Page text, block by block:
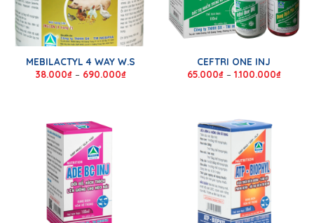
MEBILACTYL 4 WAY W.S
38.000₫– 690.000₫
CEFTRI ONE INJ
65.000₫– 1.100.000₫